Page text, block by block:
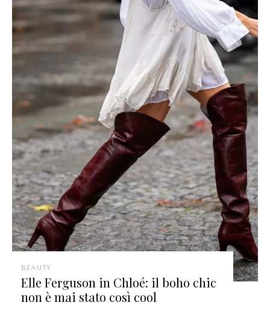
BEAUTY
Elle Ferguson in Chloé: il boho chic
non è mai stato così cool